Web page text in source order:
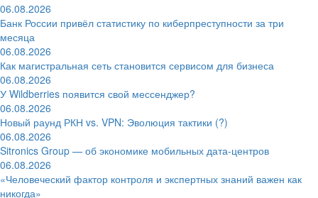
06.08.2026
Банк России привёл статистику по киберпреступности за три
месяца
06.08.2026
Как магистральная сеть становится сервисом для бизнеса
06.08.2026
У Wildberries появится свой мессенджер?
06.08.2026
Новый раунд РКН vs. VPN: Эволюция тактики (?)
06.08.2026
Sitronics Group — об экономике мобильных дата-центров
06.08.2026
«Человеческий фактор контроля и экспертных знаний важен как
никогда»